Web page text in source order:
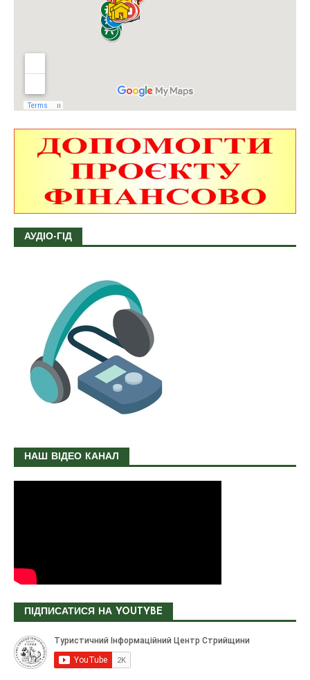
АУДІО-ГІД
НАШ ВІДЕО КАНАЛ
ПІДПИСАТИСЯ НА YOUTYBE